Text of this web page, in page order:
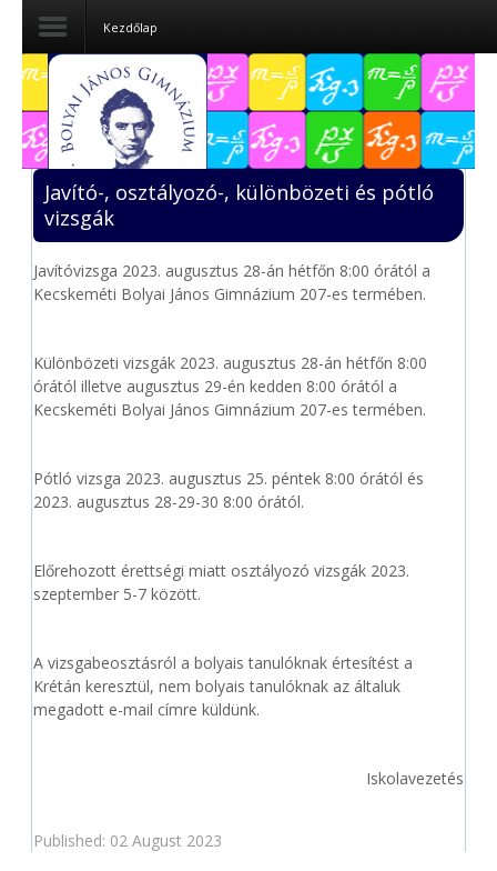
Dokumentumok
Felvételizőknek
Pályázatok
Közérdekű
Tanárjelölteknek
Kezdőlap
Javító-, osztályozó-, különbözeti és pótló
vizsgák
Javítóvizsga 2023. augusztus 28-án hétfőn 8:00 órától a
Kecskeméti Bolyai János Gimnázium 207-es termében.
Különbözeti vizsgák 2023. augusztus 28-án hétfőn 8:00
órától illetve augusztus 29-én kedden 8:00 órától a
Kecskeméti Bolyai János Gimnázium 207-es termében.
Pótló vizsga 2023. augusztus 25. péntek 8:00 órától és
2023. augusztus 28-29-30 8:00 órától.
Előrehozott érettségi miatt osztályozó vizsgák 2023.
szeptember 5-7 között.
A vizsgabeosztásról a bolyais tanulóknak értesítést a
Krétán keresztül, nem bolyais tanulóknak az általuk
megadott e-mail címre küldünk.
Iskolavezetés
Published: 02 August 2023